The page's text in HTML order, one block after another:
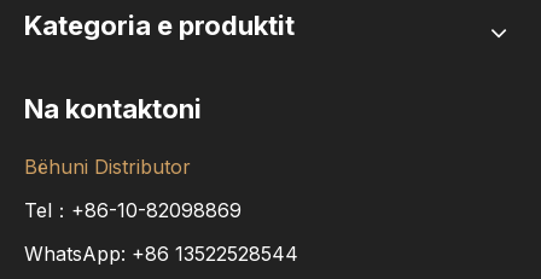
Kategoria e produktit
Na kontaktoni
Bëhuni Distributor
Tel：+86-10-82098869
WhatsApp: +86 13522528544